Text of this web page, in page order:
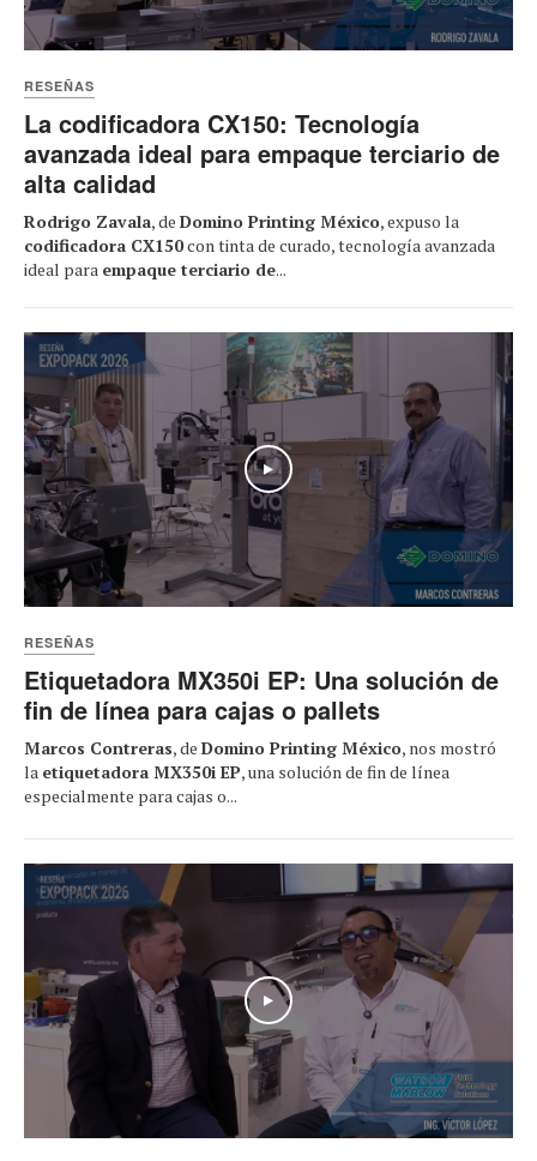
RESEÑAS
La codificadora CX150: Tecnología
avanzada ideal para empaque terciario de
alta calidad
Rodrigo Zavala, de Domino Printing México, expuso la
codificadora CX150con tinta de curado, tecnología avanzada
ideal para empaque terciario de...
Play
RESEÑAS
Etiquetadora MX350i EP: Una solución de
fin de línea para cajas o pallets
Marcos Contreras, de Domino Printing México, nos mostró
la etiquetadora MX350i EP, una solución de fin de línea
especialmente para cajas o...
Play